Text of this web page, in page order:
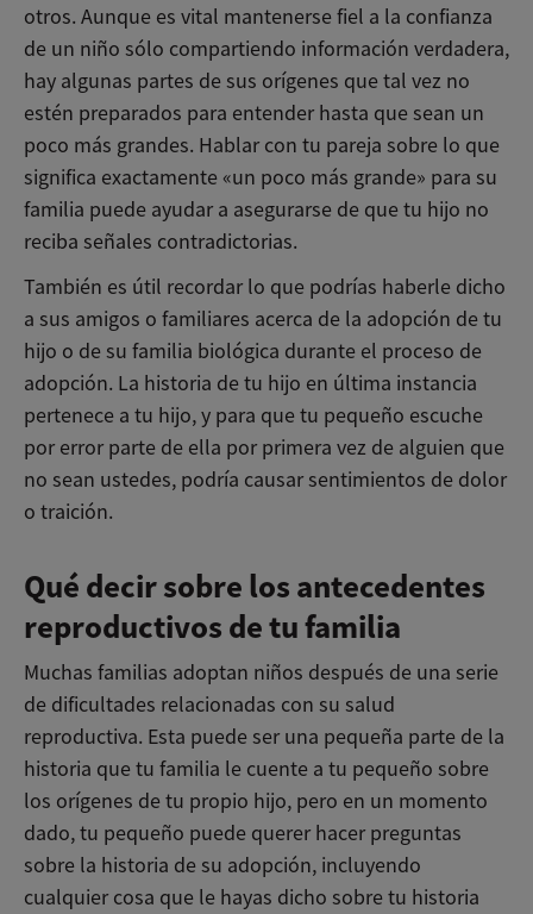
otros. Aunque es vital mantenerse fiel a la confianza
de un niño sólo compartiendo información verdadera,
hay algunas partes de sus orígenes que tal vez no
estén preparados para entender hasta que sean un
poco más grandes. Hablar con tu pareja sobre lo que
significa exactamente «un poco más grande» para su
familia puede ayudar a asegurarse de que tu hijo no
reciba señales contradictorias.
También es útil recordar lo que podrías haberle dicho
a sus amigos o familiares acerca de la adopción de tu
hijo o de su familia biológica durante el proceso de
adopción. La historia de tu hijo en última instancia
pertenece a tu hijo, y para que tu pequeño escuche
por error parte de ella por primera vez de alguien que
no sean ustedes, podría causar sentimientos de dolor
o traición.
Qué decir sobre los antecedentes
reproductivos de tu familia
Muchas familias adoptan niños después de una serie
de dificultades relacionadas con su salud
reproductiva. Esta puede ser una pequeña parte de la
historia que tu familia le cuente a tu pequeño sobre
los orígenes de tu propio hijo, pero en un momento
dado, tu pequeño puede querer hacer preguntas
sobre la historia de su adopción, incluyendo
cualquier cosa que le hayas dicho sobre tu historia